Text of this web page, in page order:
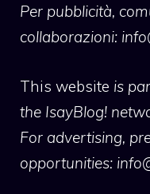
Per pubblicità,
collaborazioni:
This website is
the IsayBlog!
For advertising,
opportunities: